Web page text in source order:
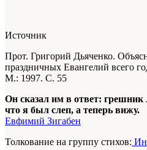
Источник
Прот. Григорий Дьяченко.
праздничных Евангелий всего
М.: 1997. С. 55
Он сказал им в ответ:
что я был слеп, а теперь вижу.
Евфимий Зигабен
Толкование на группу стихов: